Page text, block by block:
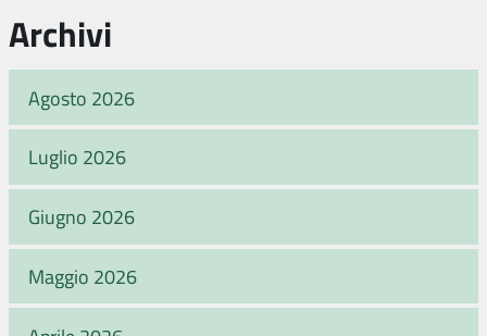
Archivi
Agosto 2026
Luglio 2026
Giugno 2026
Maggio 2026